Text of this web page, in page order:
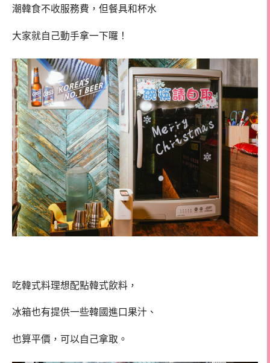
潮韓食不收服務費，但餐具和杯水
大家就自己動手拿一下囉！
吃韓式料理想配點韓式飲料，
冰箱也有提供一些韓國進口果汁、
也算平價，可以自己拿取。